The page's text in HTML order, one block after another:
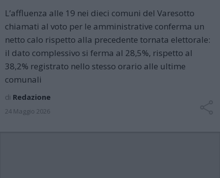
L’affluenza alle 19 nei dieci comuni del Varesotto
chiamati al voto per le amministrative conferma un
netto calo rispetto alla precedente tornata elettorale:
il dato complessivo si ferma al 28,5%, rispetto al
38,2% registrato nello stesso orario alle ultime
comunali
di Redazione
24 Maggio 2026